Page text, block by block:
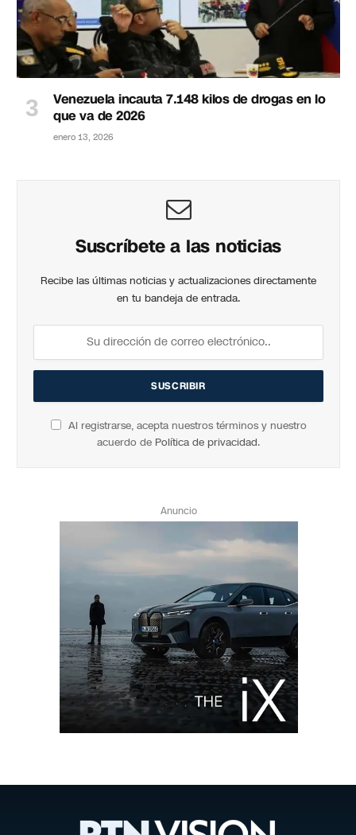
Venezuela incauta 7.148 kilos de drogas en lo
que va de 2026
enero 13, 2026
Suscríbete a las noticias
Recibe las últimas noticias y actualizaciones directamente
en tu bandeja de entrada.
Al registrarse, acepta nuestros términos y nuestro
acuerdo de Política de privacidad.
Anuncio